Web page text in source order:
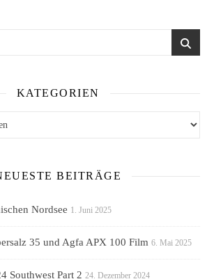
KATEGORIEN
BEITRÄGE
Nordsee 1. Juni 2025
35 und Agfa APX 100 Film 6. Mai 2025
Southwest Part 2 24. Dezember 2024